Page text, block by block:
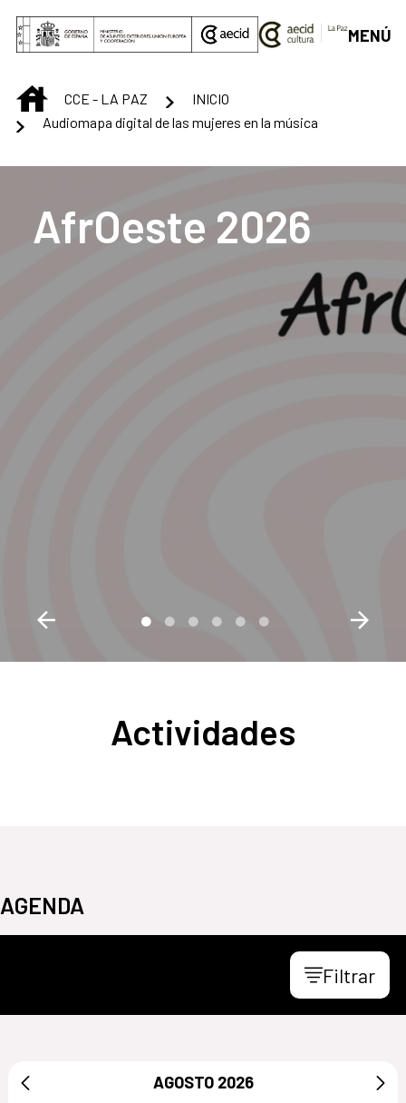
Saltar al contenido principal
MENÚ
INICIOCCE - LA PAZ
INICIO
Audiomapa digital de las mujeres en la música
AfrOeste 2026
Actividades
AGENDA
Filtrar
AGOSTO 2026